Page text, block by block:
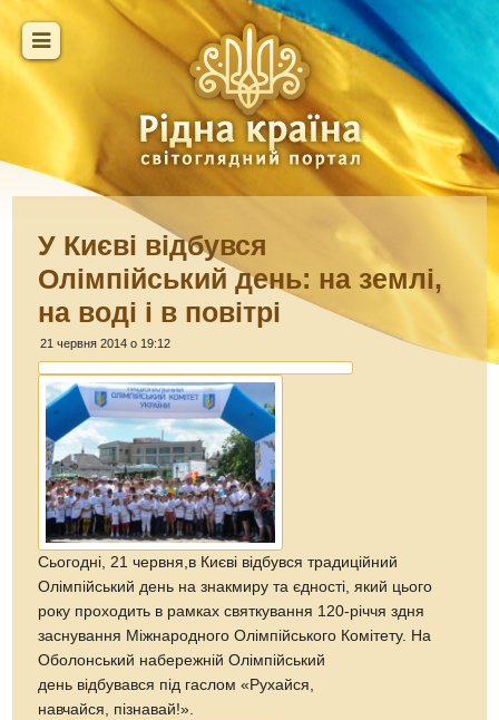
У Києві відбувся
Олімпійський день: на землі,
на воді і в повітрі
21 червня 2014 о 19:12
Сьогодні, 21 червня,в Києві відбувся традиційний
Олімпійський день на знакмиру та єдності, який цього
року проходить в рамках святкування 120-річчя здня
заснування Міжнародного Олімпійського Комітету. На
Оболонський набережній Олімпійський
день відбувався під гаслом «Рухайся,
навчайся, пізнавай!».